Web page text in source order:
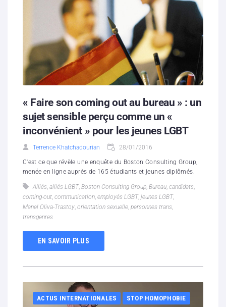
Hébergement solidaire
« Faire son coming out au bureau » : un
sujet sensible perçu comme un «
inconvénient » pour les jeunes LGBT
Terrence Khatchadourian 28/01/2016
C'est ce que révèle une enquête du Boston Consulting Group,
menée en ligne auprès de 165 étudiants et jeunes diplômés.
Alliés, alliés LGBT, Boston Consulting Group, Bureau, candidats,
coming-out, communication, employés LGBT, jeunes LGBT,
Manel Oliva-Trastoy, orientation sexuelle, personnes trans,
transgenres
EN SAVOIR PLUS
ACTUS INTERNATIONALES STOP HOMOPHOBIE